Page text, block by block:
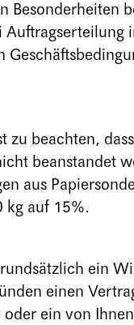
Besonderheiten
zu beachten,
beanstandet
aus
kg auf 15%.
ein
einen
oder ein von